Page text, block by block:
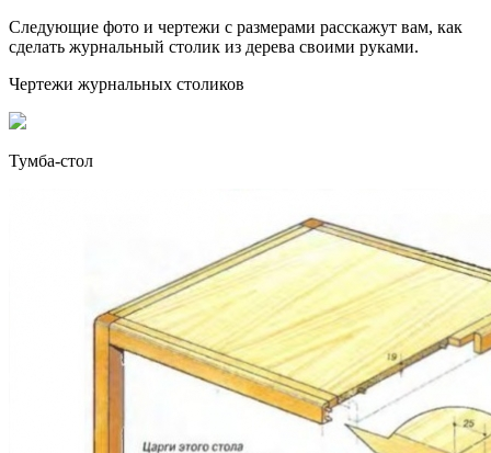
Следующие фото и чертежи с размерами расскажут вам, как
сделать журнальный столик из дерева своими руками.
Чертежи журнальных столиков
Тумба-стол